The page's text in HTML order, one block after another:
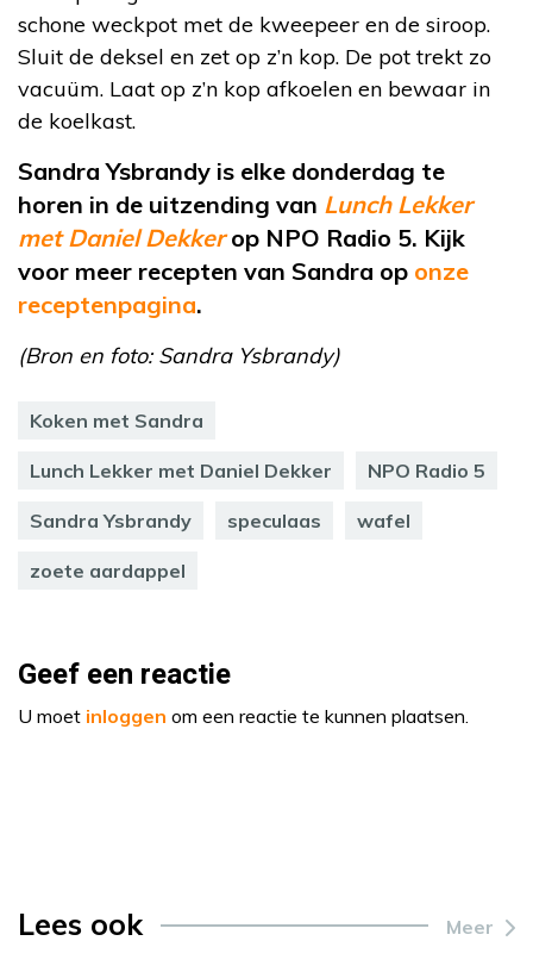
schone weckpot met de kweepeer en de siroop.
Sluit de deksel en zet op z’n kop. De pot trekt zo
vacuüm. Laat op z’n kop afkoelen en bewaar in
de koelkast.
Sandra Ysbrandy is elke donderdag te
horen in de uitzending van Lunch Lekker
met Daniel Dekkerop NPO Radio 5. Kijk
voor meer recepten van Sandra op onze
receptenpagina.
(Bron en foto: Sandra Ysbrandy)
Koken met Sandra
Lunch Lekker met Daniel Dekker NPO Radio 5
Sandra Ysbrandy speculaas wafel
zoete aardappel
Geef een reactie
U moet inloggen om een reactie te kunnen plaatsen.
Lees ook Meer